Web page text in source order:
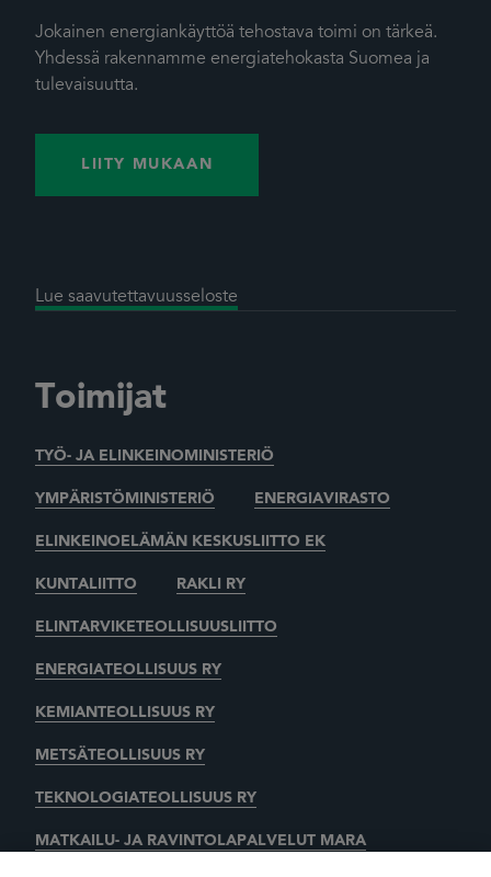
Jokainen energiankäyttöä tehostava toimi on tärkeä.
Yhdessä rakennamme energiatehokasta Suomea ja
tulevaisuutta.
LIITY MUKAAN
Lue saavutettavuusseloste
Toimijat
TYÖ- JA ELINKEINOMINISTERIÖ
YMPÄRISTÖMINISTERIÖ ENERGIAVIRASTO
ELINKEINOELÄMÄN KESKUSLIITTO EK
KUNTALIITTO RAKLI RY
ELINTARVIKETEOLLISUUSLIITTO
ENERGIATEOLLISUUS RY
KEMIANTEOLLISUUS RY
METSÄTEOLLISUUS RY
TEKNOLOGIATEOLLISUUS RY
MATKAILU- JA RAVINTOLAPALVELUT MARA